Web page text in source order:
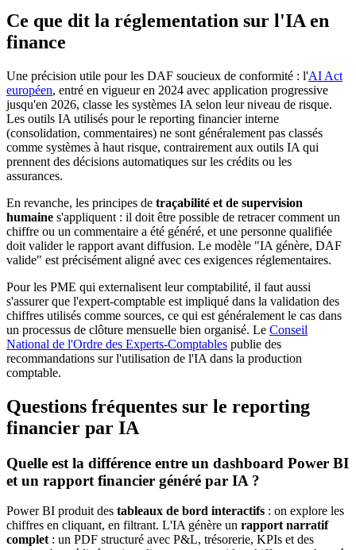
Ce que dit la réglementation sur l'IA en
finance
Une précision utile pour les DAF soucieux de conformité : l'AI Act
européen, entré en vigueur en 2024 avec application progressive
jusqu'en 2026, classe les systèmes IA selon leur niveau de risque.
Les outils IA utilisés pour le reporting financier interne
(consolidation, commentaires) ne sont généralement pas classés
comme systèmes à haut risque, contrairement aux outils IA qui
prennent des décisions automatiques sur les crédits ou les
assurances.
En revanche, les principes de traçabilité et de supervision
humaine s'appliquent : il doit être possible de retracer comment un
chiffre ou un commentaire a été généré, et une personne qualifiée
doit valider le rapport avant diffusion. Le modèle "IA génère, DAF
valide" est précisément aligné avec ces exigences réglementaires.
Pour les PME qui externalisent leur comptabilité, il faut aussi
s'assurer que l'expert-comptable est impliqué dans la validation des
chiffres utilisés comme sources, ce qui est généralement le cas dans
un processus de clôture mensuelle bien organisé. Le Conseil
National de l'Ordre des Experts-Comptables publie des
recommandations sur l'utilisation de l'IA dans la production
comptable.
Questions fréquentes sur le reporting
financier par IA
Quelle est la différence entre un dashboard Power BI
et un rapport financier généré par IA ?
Power BI produit des tableaux de bord interactifs : on explore les
chiffres en cliquant, en filtrant. L'IA génère un rapport narratif
complet: un PDF structuré avec P&L, trésorerie, KPIs et des